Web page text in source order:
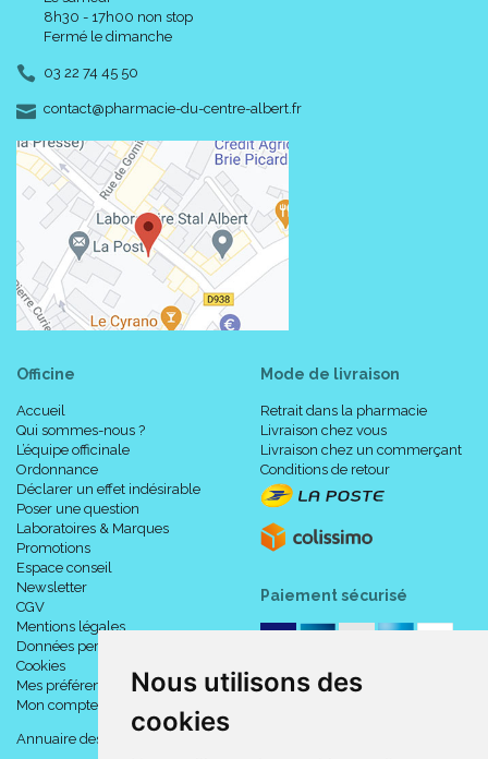
Nous utilisons des
cookies
8h30 - 17h00 non stop
Fermé le dimanche
03 22 74 45 50
contact-
@-
pharmacie-du-centre-albert.fr
Officine
Accueil
Qui sommes-nous ?
L’équipe officinale
Ordonnance
Déclarer un effet indésirable
Poser une question
Laboratoires & Marques
Promotions
Espace conseil
Newsletter
CGV
Mentions légales
Données personnelles
Cookies
Mes préférences Cookies
Mon compte
Annuaire des pharmacies
Mode de livraison
Retrait dans la pharmacie
Livraison chez vous
Livraison chez un commerçant
Conditions de retour
Paiement sécurisé